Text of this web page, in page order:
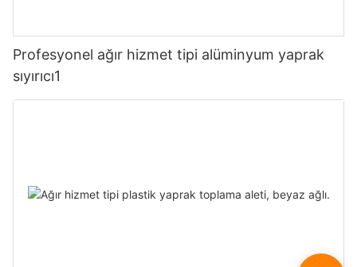
Profesyonel ağır hizmet tipi alüminyum yaprak
sıyırıcı1